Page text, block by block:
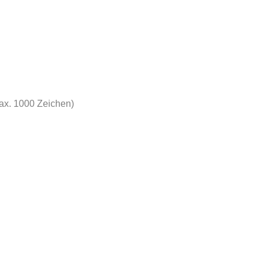
1000 Zeichen)